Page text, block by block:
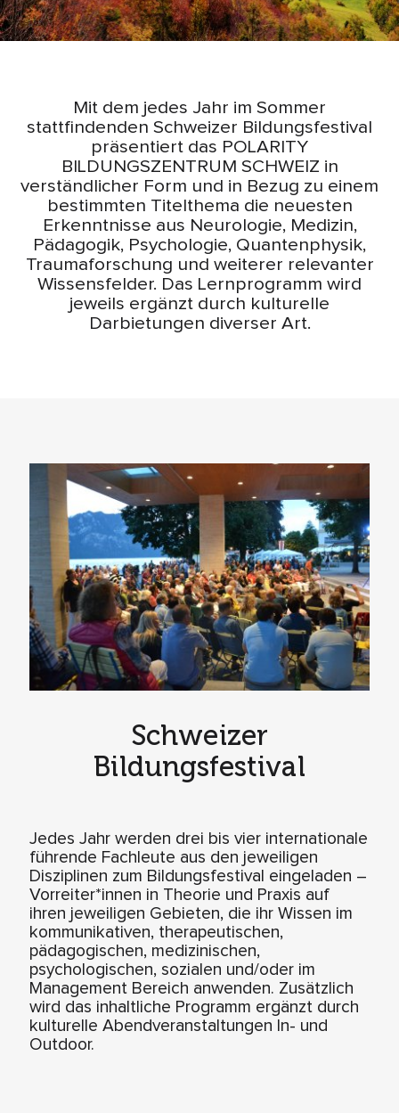
Mit dem jedes Jahr im Sommer
stattfindenden Schweizer Bildungsfestival
präsentiert das POLARITY
BILDUNGSZENTRUM SCHWEIZ in
verständlicher Form und in Bezug zu einem
bestimmten Titelthema die neuesten
Erkenntnisse aus Neurologie, Medizin,
Pädagogik, Psychologie, Quantenphysik,
Traumaforschung und weiterer relevanter
Wissensfelder. Das Lernprogramm wird
jeweils ergänzt durch kulturelle
Darbietungen diverser Art.
Schweizer
Bildungsfestival
Jedes Jahr werden drei bis vier internationale
führende Fachleute aus den jeweiligen
Disziplinen zum Bildungsfestival eingeladen –
Vorreiter*innen in Theorie und Praxis auf
ihren jeweiligen Gebieten, die ihr Wissen im
kommunikativen, therapeutischen,
pädagogischen, medizinischen,
psychologischen, sozialen und/oder im
Management Bereich anwenden. Zusätzlich
wird das inhaltliche Programm ergänzt durch
kulturelle Abendveranstaltungen In- und
Outdoor.